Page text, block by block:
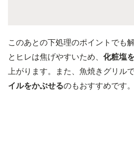
このあとの下処理のポイントでも
とヒレは焦げやすいため、 化粧塩
上がります。また、魚焼きグリル
イルをかぶせるのもおすすめです。